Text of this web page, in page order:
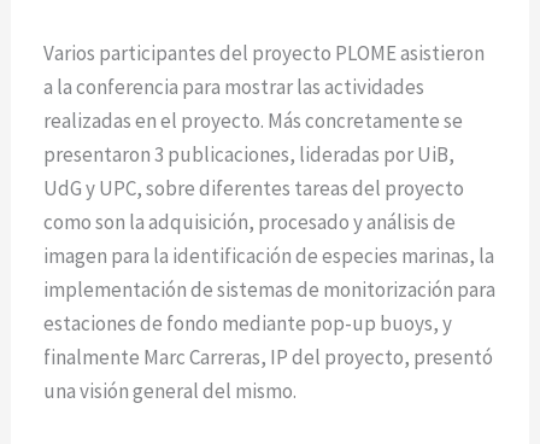
Varios participantes del proyecto PLOME asistieron
a la conferencia para mostrar las actividades
realizadas en el proyecto. Más concretamente se
presentaron 3 publicaciones, lideradas por UiB,
UdG y UPC, sobre diferentes tareas del proyecto
como son la adquisición, procesado y análisis de
imagen para la identificación de especies marinas, la
implementación de sistemas de monitorización para
estaciones de fondo mediante pop-up buoys, y
finalmente Marc Carreras, IP del proyecto, presentó
una visión general del mismo.